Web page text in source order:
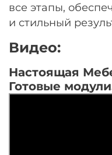
все этапы,
и стильный
Видео:
Настоящая
Готовые